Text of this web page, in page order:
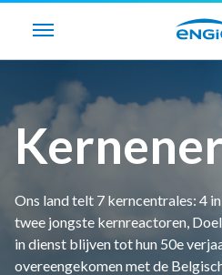
Ons land telt 7 kerncentrales: 4
twee jongste kernreactoren,
in dienst blijven tot hun 50e
overeengekomen met de